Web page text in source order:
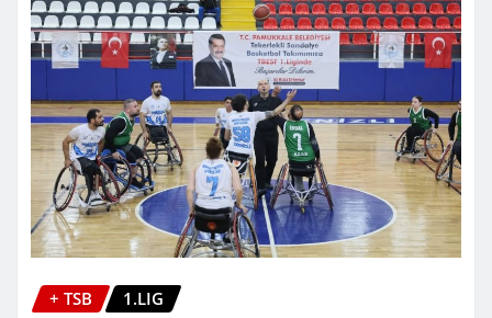
+ TSB 1.LIG